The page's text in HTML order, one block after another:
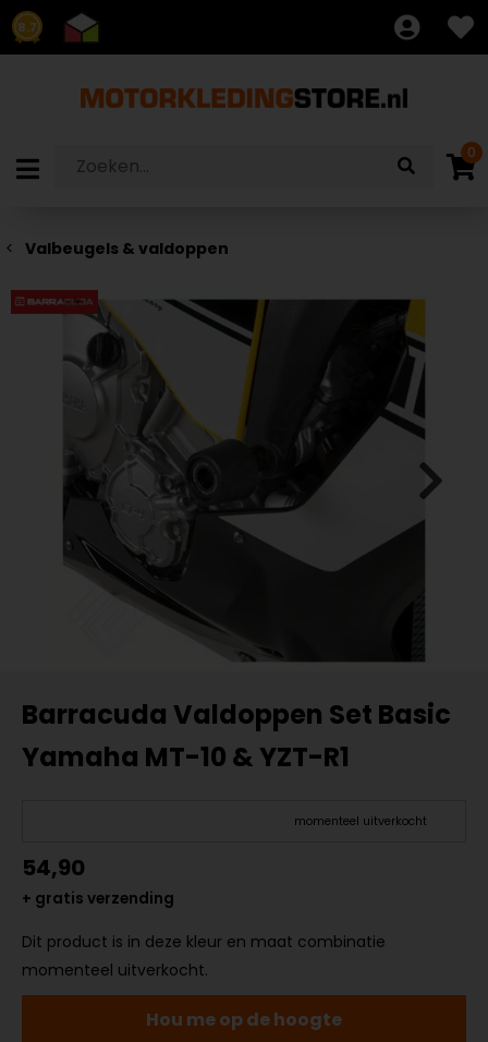
8.7
0
Valbeugels & valdoppen
Barracuda Valdoppen Set Basic
Yamaha MT-10 & YZT-R1
momenteel uitverkocht
54,90
+ gratis verzending
Dit product is in deze kleur en maat combinatie
momenteel uitverkocht.
Hou me op de hoogte